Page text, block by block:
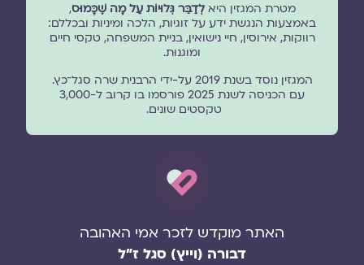
מטרת המגזין היאלְדַבֵּר גְּלוּיוֹת עַל מָה שֶׁכָּמוּס,
באמצעות הנגשת ידע על זוגיות, הלכה ומיניות ובכללם:
רווקות, אירוסין, חיי נישואין, בניית המשפחה, טקסי חיים
ומוגנוּת.
המגזין נוסד בשנת 2019 על-ידי הרבנית שרה סגל־כץ.
עם הכניסה לשנת 2025 פורסמו בו קרוב ל-3,000
טקסטים שונים.
האתר מוקדש לזכר אמי האהובה
דבורה (וייץ) סגל ז"ל